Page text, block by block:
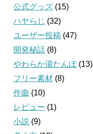
公式グッズ (15)
ハヤらじ (32)
ユーザー投稿 (47)
開発秘話 (8)
やわらか湯たんぽ(13)
フリー素材 (8)
作曲 (10)
レビュー (1)
小説 (9)